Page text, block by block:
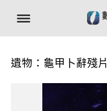
遺物：龜甲卜辭殘片